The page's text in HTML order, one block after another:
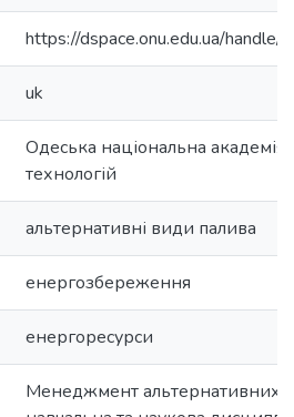
https://dspace.onu.edu.ua/
uk
Одеська національна академія
технологій
альтернативні види палива
енергозбереження
енергоресурси
Менеджмент альтернативних